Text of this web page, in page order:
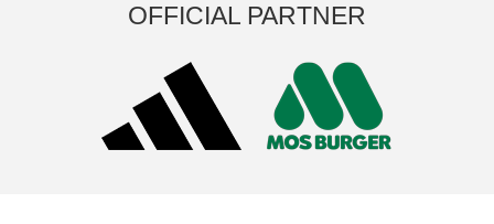
OFFICIAL PARTNER